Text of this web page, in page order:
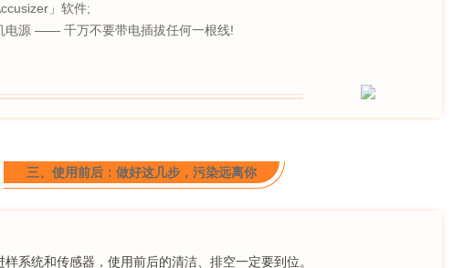
」软件;
电源 —— 千万不要带电插拔任何一根线!
三、使用前后：做好这几步，污染远离你
系统和传感器，使用前后的清洁、排空一定要到位。